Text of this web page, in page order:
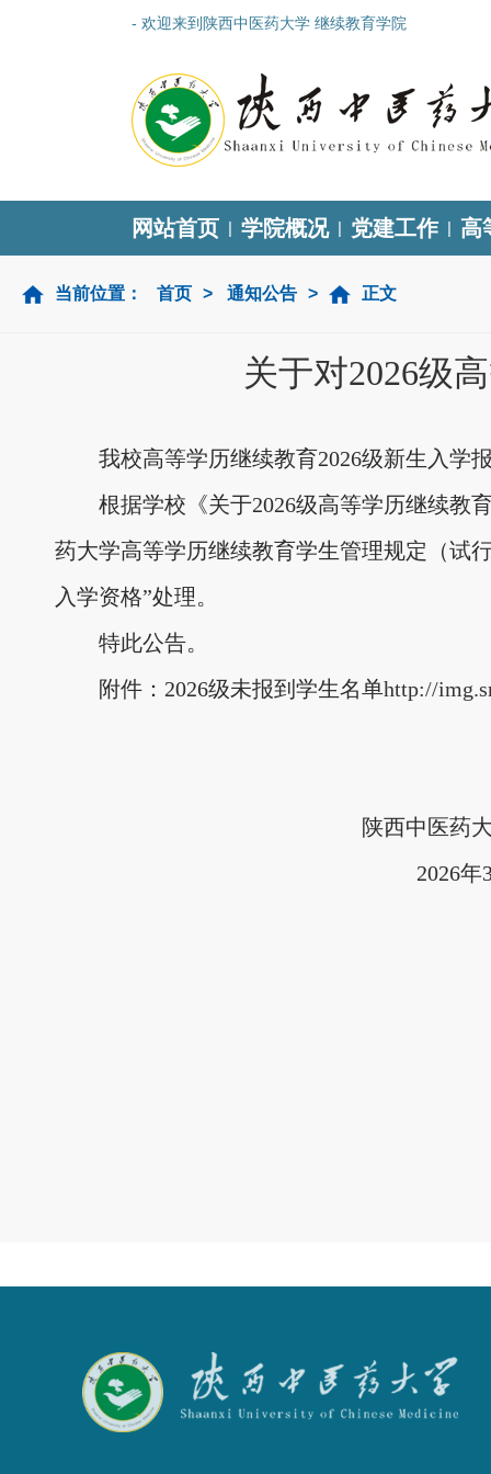
- 欢迎来到陕西中医药大学 继续教育学院
网站首页 | 学院概况 | 党建工作 | 高
当前位置： 首页 > 通知公告 > 正文
关于对2026级
我校高等学历继续教育2026级新生入学
根据学校 《关于2026级高等学历继续教
药大学高等学历继续教育学生管理规定（试
入学资格”处理。
特此公告。
附件： 2026级未报到学生名单http://
陕西中医药
2026年